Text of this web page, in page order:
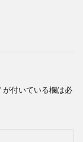
が付いている欄は必